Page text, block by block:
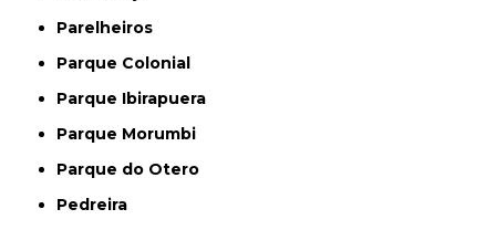
Parelheiros
Parque Colonial
Parque Ibirapuera
Parque Morumbi
Parque do Otero
Pedreira